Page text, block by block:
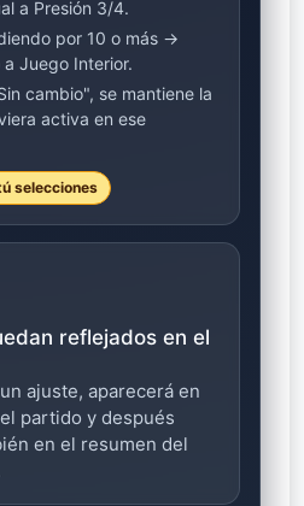
a Presión 3/4.
por 10 o más →
Juego Interior.
cambio", se mantiene la
activa en ese
selecciones
reflejados en el
ajuste, aparecerá en
partido y después
en el resumen del